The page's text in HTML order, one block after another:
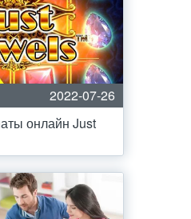
2022-07-26
онлайн Just